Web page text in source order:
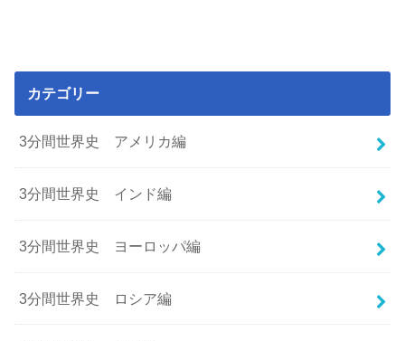
カテゴリー
3分間世界史 アメリカ編
3分間世界史 インド編
3分間世界史 ヨーロッパ編
3分間世界史 ロシア編